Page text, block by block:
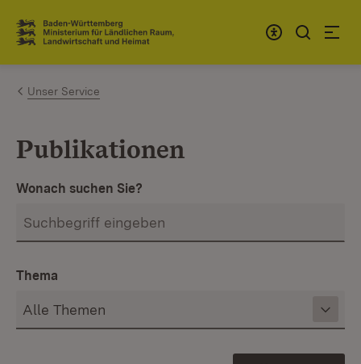
Zum Inhalt springen
Link zur Startseite
Unser Service
Publikationen
Wonach suchen Sie?
Thema